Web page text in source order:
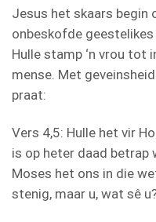
Jesus het skaars begin
onbeskofde
Hulle stamp ‘n vrou tot
mense. Met
praat:
Vers 4,5: Hulle het vir
is op heter daad betrap
Moses het ons in die
stenig, maar u, wat sê